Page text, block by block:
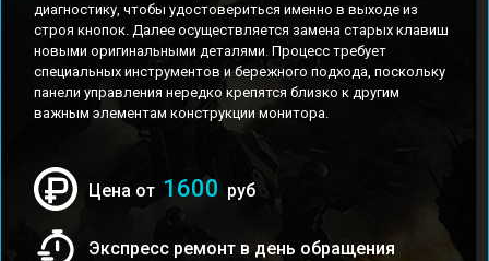
диагностику, чтобы удостовериться именно в выходе из
строя кнопок. Далее осуществляется замена старых клавиш
новыми оригинальными деталями. Процесс требует
специальных инструментов и бережного подхода, поскольку
панели управления нередко крепятся близко к другим
важным элементам конструкции монитора.
Цена от 1600 руб
Экспресс ремонт в день обращения